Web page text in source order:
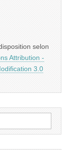
selon
Attribution -
3.0